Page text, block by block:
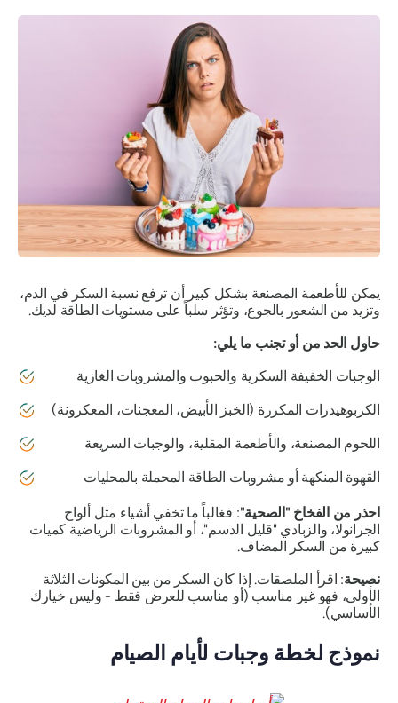
يمكن للأطعمة المصنعة بشكل كبير أن ترفع نسبة السكر في الدم،
وتزيد من الشعور بالجوع، وتؤثر سلباً على مستويات الطاقة لديك.
حاول الحد من أو تجنب ما يلي:
الوجبات الخفيفة السكرية والحبوب والمشروبات الغازية
الكربوهيدرات المكررة (الخبز الأبيض، المعجنات، المعكرونة)
اللحوم المصنعة، والأطعمة المقلية، والوجبات السريعة
القهوة المنكهة أو مشروبات الطاقة المحملة بالمحليات
احذر من الفخاخ "الصحية": فغالباً ما تخفي أشياء مثل ألواح
الجرانولا، والزبادي "قليل الدسم"، أو المشروبات الرياضية كميات
كبيرة من السكر المضاف.
نصيحة: اقرأ الملصقات. إذا كان السكر من بين المكونات الثلاثة
الأولى، فهو غير مناسب (أو مناسب للعرض فقط - وليس خيارك
الأساسي).
نموذج لخطة وجبات لأيام الصيام